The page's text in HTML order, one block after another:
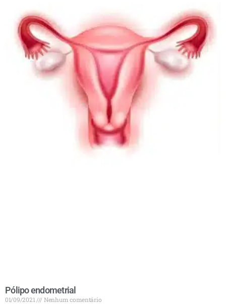
Pólipo endometrial
01/09/2021
Nenhum comentário